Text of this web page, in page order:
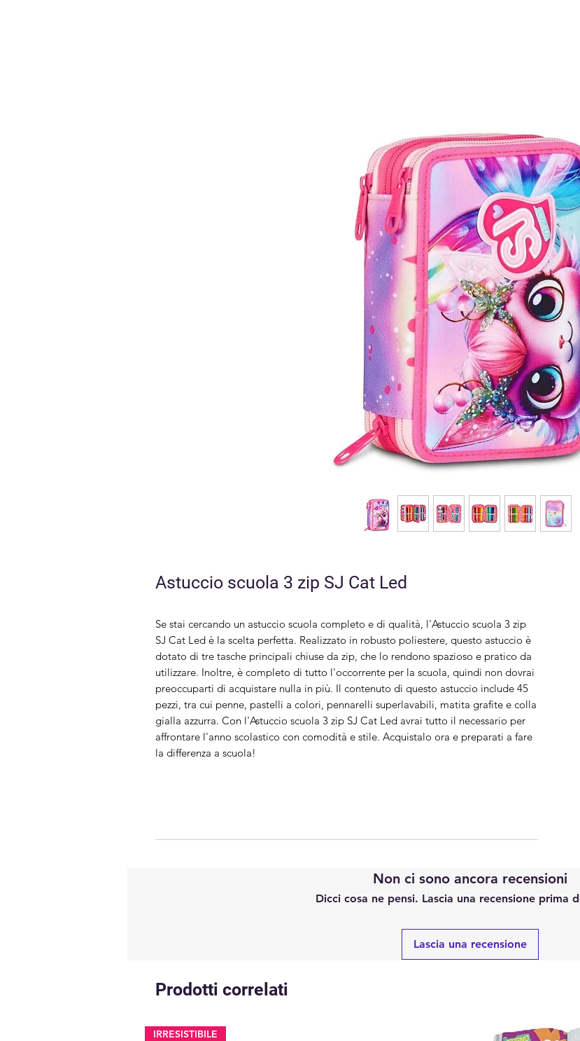
Astuccio scuola 3 zip SJ Cat Led
Se stai cercando un astuccio scuola completo e di qualità, l'Astuccio scuola 3 zip
SJ Cat Led è la scelta perfetta. Realizzato in robusto poliestere, questo astuccio è
dotato di tre tasche principali chiuse da zip, che lo rendono spazioso e pratico da
utilizzare. Inoltre, è completo di tutto l'occorrente per la scuola, quindi non dovrai
preoccuparti di acquistare nulla in più. Il contenuto di questo astuccio include 45
pezzi, tra cui penne, pastelli a colori, pennarelli superlavabili, matita grafite e colla
gialla azzurra. Con l'Astuccio scuola 3 zip SJ Cat Led avrai tutto il necessario per
affrontare l'anno scolastico con comodità e stile. Acquistalo ora e preparati a fare
la differenza a scuola!
Non ci sono ancora recensioni
Dicci cosa ne pensi. Lascia una recensione prima
Lascia una recensione
Prodotti correlati
IRRESISTIBILE